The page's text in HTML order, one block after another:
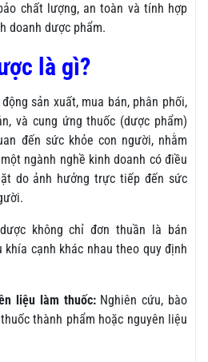
chất lượng, an toàn và tính hợp
doanh dược phẩm.
là gì?
sản xuất, mua bán, phân phối,
và cung ứng thuốc (dược phẩm)
đến sức khỏe con người, nhằm
ngành nghề kinh doanh có điều
do ảnh hưởng trực tiếp đến sức
không chỉ đơn thuần là bán
khía cạnh khác nhau theo quy định
liệu làm thuốc:Nghiên cứu, bào
thành phẩm hoặc nguyên liệu